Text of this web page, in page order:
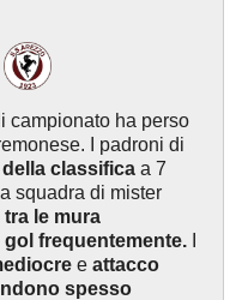
campionato ha perso
I padroni di
classifica a 7
squadra di mister
le mura
frequentemente.
e attacco
spesso